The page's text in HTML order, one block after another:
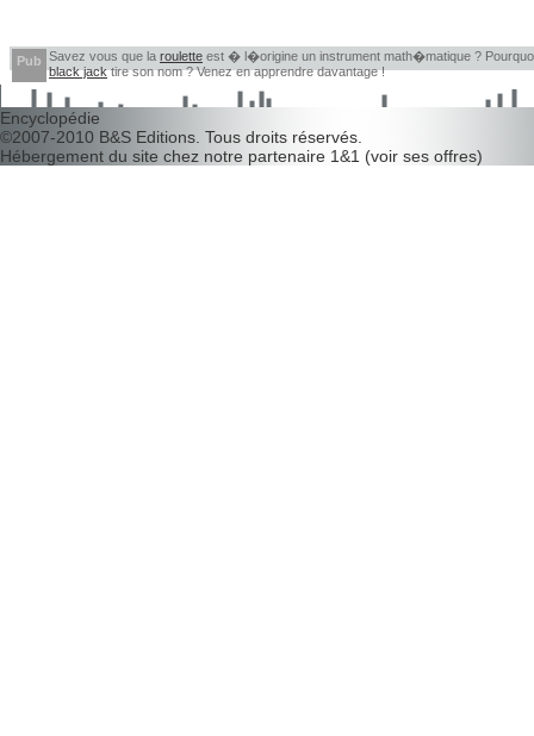
Pub Savez vous que la roulette est � l�origine un instrument math�matique ?
black jacktire son nom ? Venez en apprendre davantage !
Encyclopédie
©2007-2010 B&S Editions . Tous droits réservés.
Hébergement du site chez notre partenaire 1&1 (voir ses offres)